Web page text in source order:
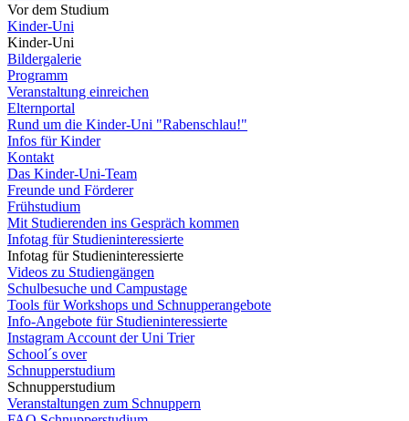
Vor dem Studium
Kinder-Uni
Kinder-Uni
Bildergalerie
Programm
Veranstaltung einreichen
Elternportal
Rund um die Kinder-Uni "Rabenschlau!"
Infos für Kinder
Kontakt
Das Kinder-Uni-Team
Freunde und Förderer
Frühstudium
Mit Studierenden ins Gespräch kommen
Infotag für Studieninteressierte
Infotag für Studieninteressierte
Videos zu Studiengängen
Schulbesuche und Campustage
Tools für Workshops und Schnupperangebote
Info-Angebote für Studieninteressierte
Instagram Account der Uni Trier
School´s over
Schnupperstudium
Schnupperstudium
Veranstaltungen zum Schnuppern